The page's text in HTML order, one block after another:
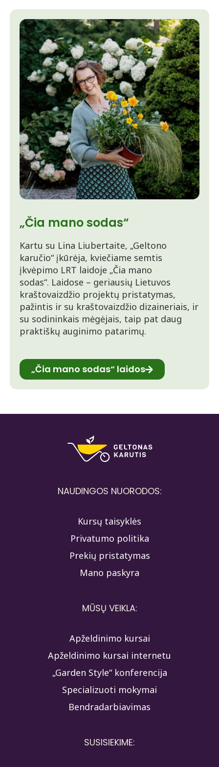
„Čia mano sodas“
Kartu su Lina Liubertaite, „Geltono
karučio“ įkūrėja, kviečiame semtis
įkvėpimo LRT laidoje „Čia mano
sodas“. Laidose – geriausių Lietuvos
kraštovaizdžio projektų pristatymas,
pažintis ir su kraštovaizdžio dizaineriais, ir
su sodininkais mėgėjais, taip pat daug
praktiškų auginimo patarimų.
„Čia mano sodas“ laidos
NAUDINGOS NUORODOS:
Kursų taisyklės
Privatumo politika
Prekių pristatymas
Mano paskyra
MŪSŲ VEIKLA:
Apželdinimo kursai
Apželdinimo kursai internetu
„Garden Style“ konferencija
Specializuoti mokymai
Bendradarbiavimas
SUSISIEKIME: